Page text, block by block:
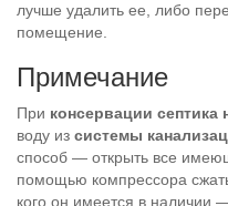
лучше удалить ее, либо
помещение.
Примечание
При консервации септика
воду из системы
способ — открыть все
помощью компрессора
кого он имеется в наличии